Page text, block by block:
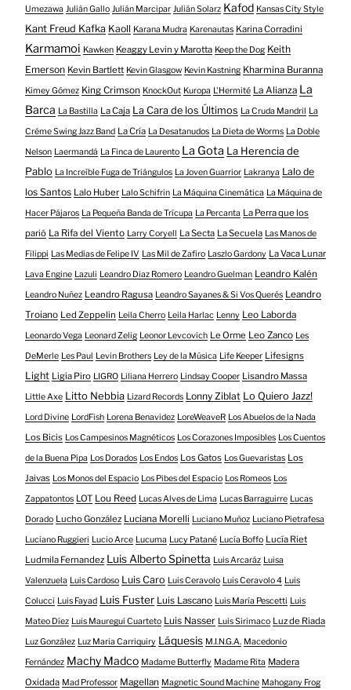
Umezawa Julián Gallo Julián Marcipar Julián Solarz Kafod Kansas City Style
Kant Freud Kafka Kaoll Karana Mudra Karenautas Karina Corradini
Karmamoi Kawken Keaggy Levin y Marotta Keep the Dog Keith
Emerson Kevin Bartlett Kevin Glasgow Kevin Kastning Kharmina Buranna
Kimey Gómez King Crimson KnockOut Kuropa L'Hermité La Alianza La
Barca La Bastilla La Caja La Cara de los Últimos La Cruda Mandril
La
Créme Swing Jazz Band La Cría La Desatanudos La Dieta de Worms La Doble
Nelson Laermandá La Finca de Laurento La Gota La Herencia de
Pablo La Increíble Fuga de Triángulos La Joven Guarrior Lakranya Lalo de
los Santos Lalo Huber Lalo Schifrin La Máquina Cinemática La Máquina de
Hacer Pájaros La Pequeña Banda de Trícupa La Percanta La Perra que los
parió La Rifa del Viento Larry Coryell La Secta La Secuela Las Manos de
Filippi Las Medias de Felipe IV Las Mil de Zafiro Laszlo Gardony La Vaca Lunar
Lava Engine Lazuli Leandro Diaz Romero Leandro Guelman Leandro Kalén
Leandro Nuñez Leandro Ragusa Leandro Sayanes & Si Vos Querés Leandro
Troiano Led Zeppelin Leila Cherro Leila Harlac Lenny Leo Laborda
Leonardo Vega Leonard Zelig Leonor Levcovich Le Orme Leo Zanco Les
DeMerle Les Paul Levin Brothers Ley de la Música Life Keeper Lifesigns
Light Ligia Piro LIGRO Liliana Herrero Lindsay Cooper Lisandro Massa
Little Axe Litto Nebbia Lizard Records Lonny Ziblat Lo Quiero Jazz!
Lord Divine LordFish Lorena Benavidez LoreWeaveR Los Abuelos de la Nada
Los Bicis Los Campesinos Magnéticos Los Corazones Imposibles Los Cuentos
de la Buena Pipa Los Dorados Los Endos Los Gatos Los Guevaristas Los
Jaivas Los Monos del Espacio Los Pibes del Espacio Los Romeos Los
Zappatontos LOT Lou Reed Lucas Alves de Lima Lucas Barraguirre Lucas
Dorado Lucho González Luciana Morelli Luciano Muñoz Luciano Pietrafesa
Luciano Ruggieri Lucio Arce Lucuma Lucy Patané Lucía Boffo Lucía Riet
Ludmila Fernandez Luis Alberto Spinetta Luis Arcaráz Luisa
Valenzuela Luis Cardoso Luis Caro Luis Ceravolo Luis Ceravolo 4 Luis
Colucci Luis Fayad Luis Fuster Luis Lascano Luis María Pescetti Luis
Mateo Díez Luis Mauregui Cuarteto Luis Nasser Luis Sirimaco Luz de Riada
Luz González Luz Maria Carriquiry Láquesis M.I.N.G.A. Macedonio
Fernández Machy Madco Madame Butterfly Madame Rita Madera
Oxidada Mad Professor Magellan Magnetic Sound Machine Mahogany Frog